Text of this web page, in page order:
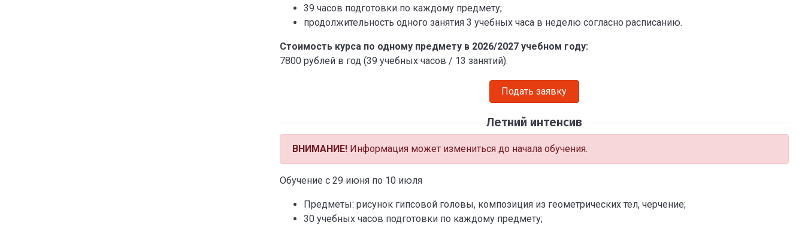
39 часов подготовки по каждому предмету;
продолжительность одного занятия 3 учебных часа в неделю согласно расписанию.
Стоимость курса по одному предмету в 2026/2027 учебном году:
7800 рублей в год (39 учебных часов / 13 занятий).
Подать заявку
Летний интенсив
ВНИМАНИЕ!Информация может измениться до начала обучения.
Обучение с 29 июня по 10 июля
Предметы: рисунок гипсовой головы, композиция из геометрических тел, черчение;
30 учебных часов подготовки по каждому предмету;